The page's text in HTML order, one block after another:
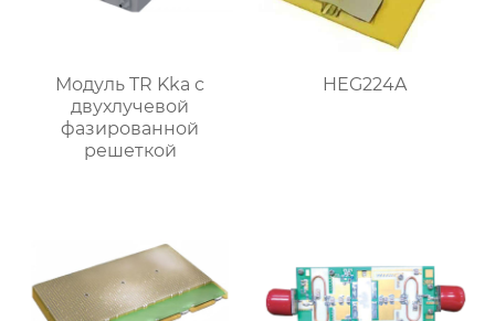
Модуль TR Kka с
двухлучевой
фазированной
решеткой
HEG224A